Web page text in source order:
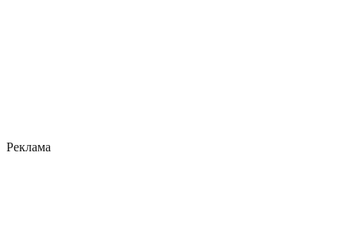
Реклама